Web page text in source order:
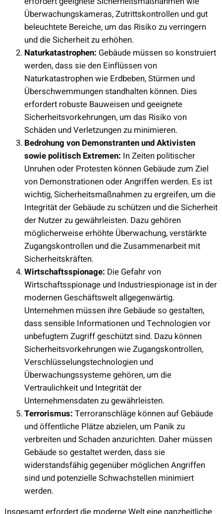
Überwachungskameras, Zutrittskontrollen und gut
beleuchtete Bereiche, um das Risiko zu verringern
und die Sicherheit zu erhöhen.
Naturkatastrophen: Gebäude müssen so konstruiert
werden, dass sie den Einflüssen von
Naturkatastrophen wie Erdbeben, Stürmen und
Überschwemmungen standhalten können. Dies
erfordert robuste Bauweisen und geeignete
Sicherheitsvorkehrungen, um das Risiko von
Schäden und Verletzungen zu minimieren.
Bedrohung von Demonstranten und Aktivisten
sowie politisch Extremen: In Zeiten politischer
Unruhen oder Protesten können Gebäude zum Ziel
von Demonstrationen oder Angriffen werden. Es ist
wichtig, Sicherheitsmaßnahmen zu ergreifen, um die
Integrität der Gebäude zu schützen und die Sicherheit
der Nutzer zu gewährleisten. Dazu gehören
möglicherweise erhöhte Überwachung, verstärkte
Zugangskontrollen und die Zusammenarbeit mit
Sicherheitskräften.
Wirtschaftsspionage: Die Gefahr von
Wirtschaftsspionage und Industriespionage ist in der
modernen Geschäftswelt allgegenwärtig.
Unternehmen müssen ihre Gebäude so gestalten,
dass sensible Informationen und Technologien vor
unbefugtem Zugriff geschützt sind. Dazu können
Sicherheitsvorkehrungen wie Zugangskontrollen,
Verschlüsselungstechnologien und
Überwachungssysteme gehören, um die
Vertraulichkeit und Integrität der
Unternehmensdaten zu gewährleisten.
Terrorismus: Terroranschläge können auf Gebäude
und öffentliche Plätze abzielen, um Panik zu
verbreiten und Schaden anzurichten. Daher müssen
Gebäude so gestaltet werden, dass sie
widerstandsfähig gegenüber möglichen Angriffen
sind und potenzielle Schwachstellen minimiert
werden.